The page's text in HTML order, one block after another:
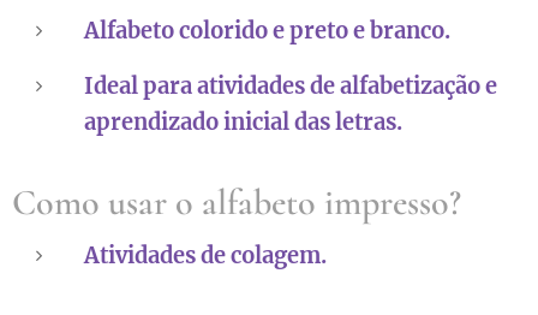
Alfabeto colorido e preto e branco.
Ideal para atividades de alfabetização e
aprendizado inicial das letras.
Como usar o alfabeto impresso?
Atividades de colagem.